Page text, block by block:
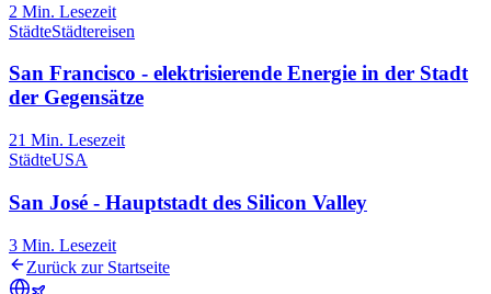
2 Min. Lesezeit
StädteStädtereisen
San Francisco - elektrisierende Energie in der Stadt
der Gegensätze
21 Min. Lesezeit
StädteUSA
San José - Hauptstadt des Silicon Valley
3 Min. Lesezeit
Zurück zur Startseite